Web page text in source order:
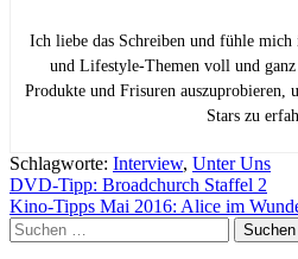
Ich liebe das Schreiben und fühle
und Lifestyle-Themen voll und ganz
Produkte und Frisuren auszuprobieren,
Stars zu
Schlagworte: Interview, Unter Uns
Beitragsnavigation
DVD-Tipp: Broadchurch Staffel 2
Kino-Tipps Mai 2016: Alice im
Suchen
nach: